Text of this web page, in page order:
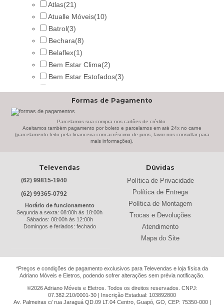
Atlas(21)
Atualle Móveis(10)
Batrol(3)
Bechara(8)
Belaflex(1)
Bem Estar Clima(2)
Bem Estar Estofados(3)
Bertolini(2)
Best(9)
Black & Decker(13)
Braslar (6)
Cairu(7)
Canaã Moveis
Canaã Móveis(2)
Carioca Móveis
Chamalux(3)
Clarice(13)
Colibri(11)
Colli (53)
Formas de Pagamento
Parcelamos sua compra nos cartões de crédito.
Aceitamos também pagamento por boleto e parcelamos em até 24x no carne
(parcelamento feito pela financeira com acréscimo de juros, favor nos consultar para
mais informações).
Televendas
(62) 99815-1940
(62) 99365-0792
Horário de funcionamento
Segunda a sexta: 08:00h às 18:00h
Sábados: 08:00h às 12:00h
Domingos e feriados: fechado
Dúvidas
Política de Privacidade
Política de Entrega
Política de Montagem
Trocas e Devoluções
Atendimento
Mapa do Site
*Preços e condições de pagamento exclusivos para Televendas e loja física da
Adriano Móveis e Eletros, podendo sofrer alterações sem prévia notificação.
©2026 Adriano Móveis e Eletros. Todos os direitos reservados. CNPJ:
07.382.210/0001-30 | Inscrição Estadual: 103892800
Av. Palmeiras c/ rua Jaraguá QD.09 LT.04 Centro, Guapó, GO, CEP: 75350-000 |